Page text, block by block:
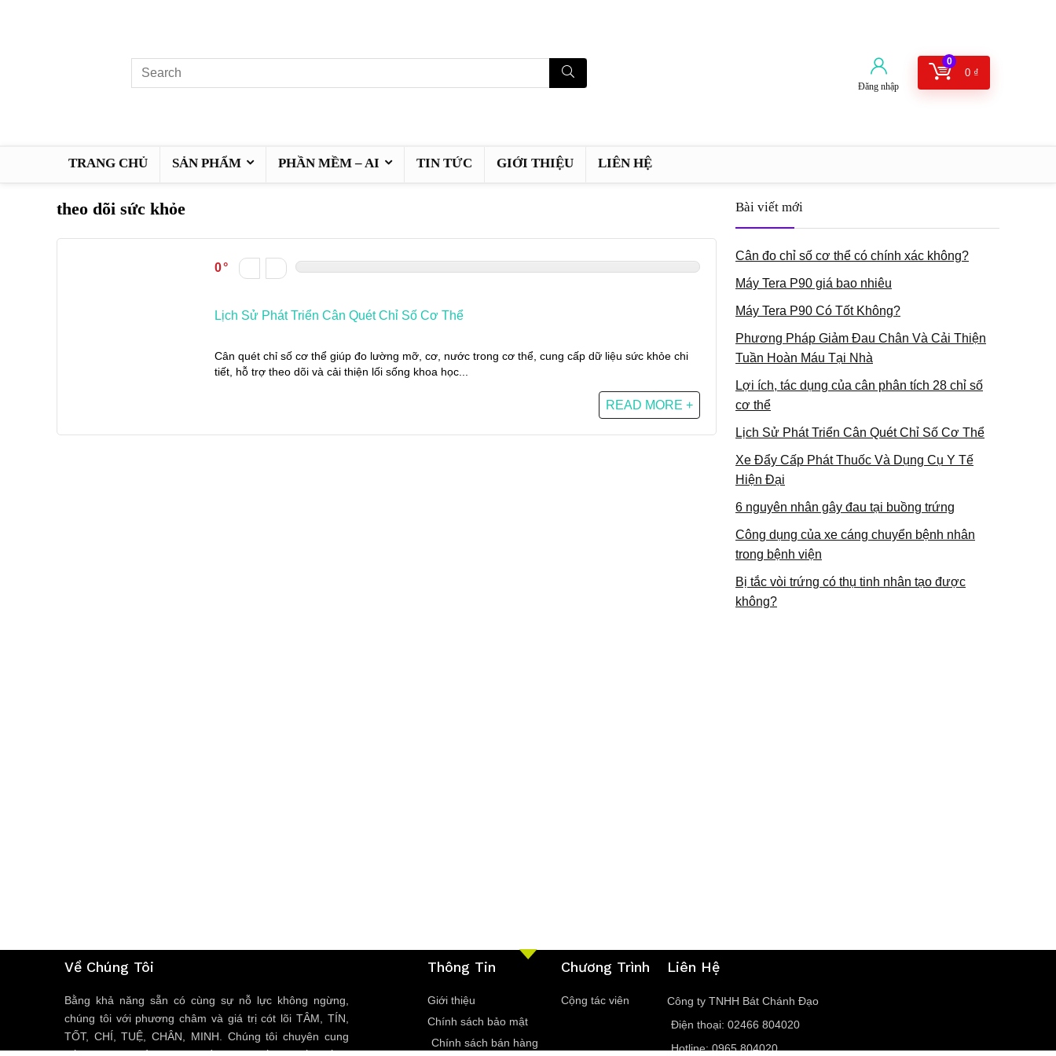
Đăng nhập
0
0 ₫
TRANG CHỦ SẢN PHẨM PHẦN MỀM – AI TIN TỨC GIỚI THIỆU LIÊN HỆ
theo dõi sức khỏe
0
Lịch Sử Phát Triển Cân Quét Chỉ Số Cơ Thể
Cân quét chỉ số cơ thể giúp đo lường mỡ, cơ, nước trong cơ thể, cung cấp dữ liệu sức khỏe chi
tiết, hỗ trợ theo dõi và cải thiện lối sống khoa học...
READ MORE +
Bài viết mới
Cân đo chỉ số cơ thể có chính xác không?
Máy Tera P90 giá bao nhiêu
Máy Tera P90 Có Tốt Không?
Phương Pháp Giảm Đau Chân Và Cải Thiện
Tuần Hoàn Máu Tại Nhà
Lợi ích, tác dụng của cân phân tích 28 chỉ số
cơ thể
Lịch Sử Phát Triển Cân Quét Chỉ Số Cơ Thể
Xe Đẩy Cấp Phát Thuốc Và Dụng Cụ Y Tế
Hiện Đại
6 nguyên nhân gây đau tại buồng trứng
Công dụng của xe cáng chuyển bệnh nhân
trong bệnh viện
Bị tắc vòi trứng có thụ tinh nhân tạo được
không?
Về Chúng Tôi
Bằng khả năng sẵn có cùng sự nỗ lực không ngừng,
chúng tôi với phương châm và giá trị cót lõi TÂM, TÍN,
TỐT, CHÍ, TUỆ, CHÂN, MINH. Chúng tôi chuyên cung
Thông Tin
Giới thiệu
Chính sách bảo mật
Chính sách bán hàng
Chương Trình
Cộng tác viên
Liên Hệ
Công ty TNHH Bát Chánh Đạo
Điện thoại: 02466 804020
Hotline: 0965 804020